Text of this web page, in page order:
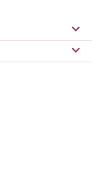

